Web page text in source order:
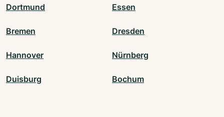
Dortmund Essen
Bremen Dresden
Hannover Nürnberg
Duisburg Bochum